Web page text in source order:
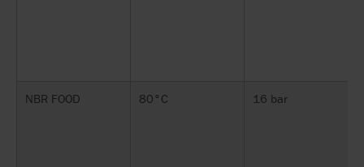
NBR FOOD 80°C 16 bar